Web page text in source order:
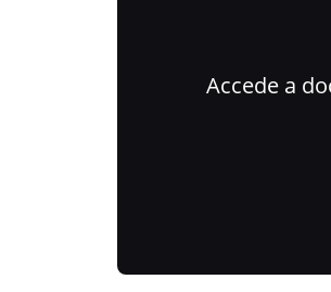
Accede a